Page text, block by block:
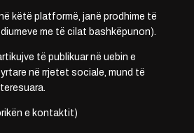
këtë platformë, janë prodhime të
me të cilat bashkëpunon).
të publikuar në uebin e
në rrjetet sociale, mund të
e kontaktit)